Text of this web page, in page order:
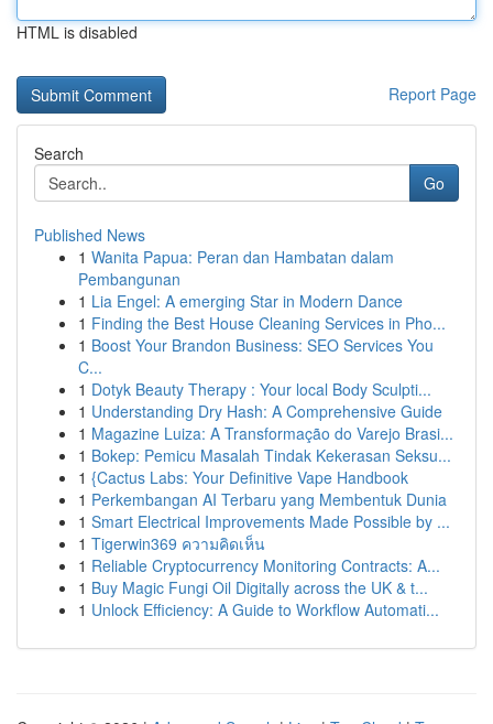
HTML is disabled
Report Page
Search
Go
Published News
1 Wanita Papua: Peran dan Hambatan dalam
Pembangunan
1 Lia Engel: A emerging Star in Modern Dance
1 Finding the Best House Cleaning Services in Pho...
1 Boost Your Brandon Business: SEO Services You
C...
1 Dotyk Beauty Therapy : Your local Body Sculpti...
1 Understanding Dry Hash: A Comprehensive Guide
1 Magazine Luiza: A Transformação do Varejo Brasi...
1 Bokep: Pemicu Masalah Tindak Kekerasan Seksu...
1 {Cactus Labs: Your Definitive Vape Handbook
1 Perkembangan AI Terbaru yang Membentuk Dunia
1 Smart Electrical Improvements Made Possible by ...
1 Tigerwin369 ความคิดเห็น
1 Reliable Cryptocurrency Monitoring Contracts: A...
1 Buy Magic Fungi Oil Digitally across the UK & t...
1 Unlock Efficiency: A Guide to Workflow Automati...